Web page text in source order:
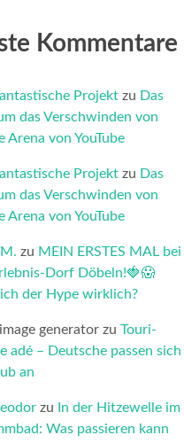
Kommentare
Projekt zu Das
das Verschwinden von
Arena von YouTube
Projekt zu Das
das Verschwinden von
Arena von YouTube
zu MEIN ERSTES MAL bei
Dorf Döbeln!🍓😱
der Hype wirklich?
generator zu Touri-
adé – Deutsche passen sich
an
zu
In der Hitzewelle im
Was passieren kann